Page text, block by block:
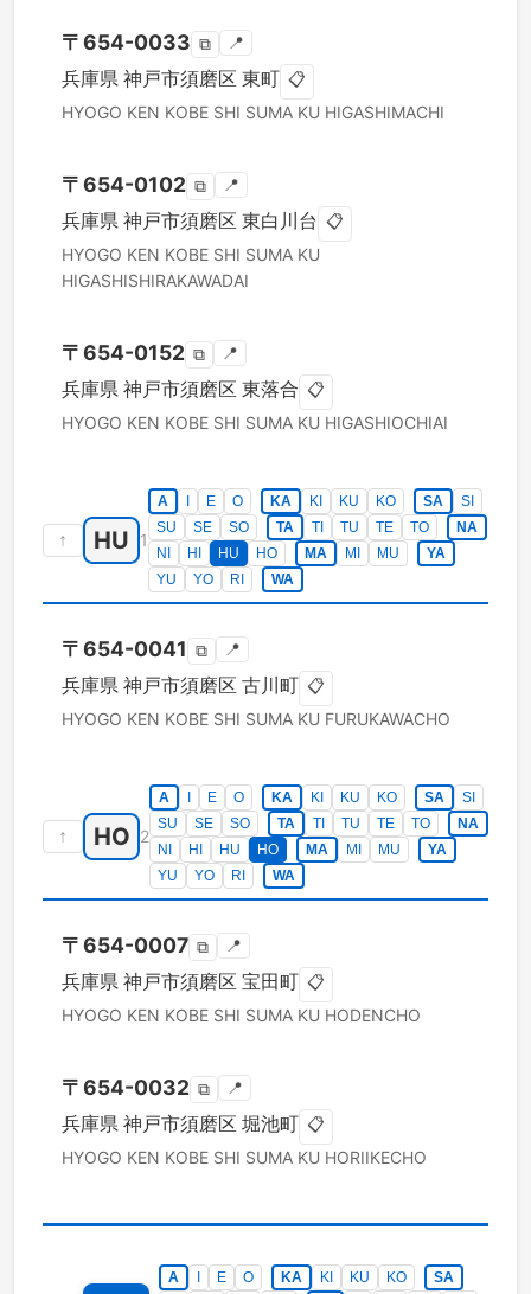
〒654-0033 ⧉ 📍
兵庫県 神戸市須磨区 東町 📋
HYOGO KEN KOBE SHI SUMA KU HIGASHIMACHI
〒654-0102 ⧉ 📍
兵庫県 神戸市須磨区 東白川台 📋
HYOGO KEN KOBE SHI SUMA KU
HIGASHISHIRAKAWADAI
〒654-0152 ⧉ 📍
兵庫県 神戸市須磨区 東落合 📋
HYOGO KEN KOBE SHI SUMA KU HIGASHIOCHIAI
↑ HU 1
A E O KA KI KU KO SA
SI
SU
SE SO TA TI TU TE TO
NA
NI
HI HU HO MA MI MU
YA
YU
YO RI WA
〒654-0041 ⧉ 📍
兵庫県 神戸市須磨区 古川町 📋
HYOGO KEN KOBE SHI SUMA KU FURUKAWACHO
↑ HO 2
A E O KA KI KU KO SA
SI
SU
SE SO TA TI TU TE TO
NA
NI
HI HU HO MA MI MU
YA
YU
YO RI WA
〒654-0007 ⧉ 📍
兵庫県 神戸市須磨区 宝田町 📋
HYOGO KEN KOBE SHI SUMA KU HODENCHO
〒654-0032 ⧉ 📍
兵庫県 神戸市須磨区 堀池町 📋
HYOGO KEN KOBE SHI SUMA KU HORIIKECHO
A E O KA KI KU KO
SA